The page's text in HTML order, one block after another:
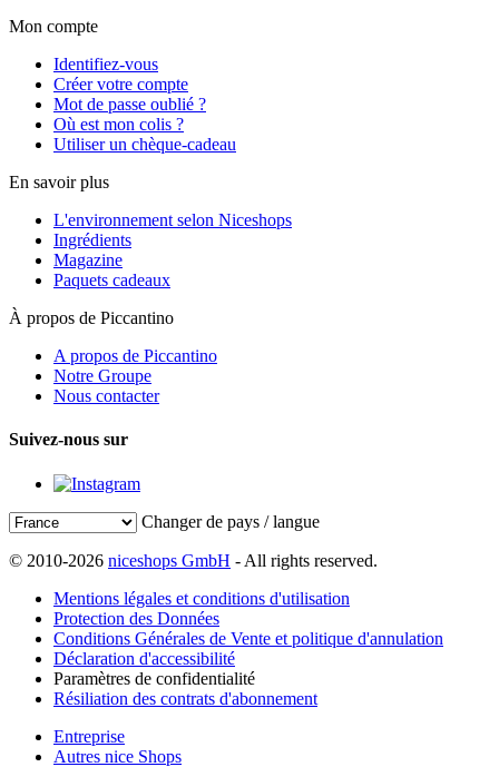
Mon compte
Identifiez-vous
Créer votre compte
Mot de passe oublié ?
Où est mon colis ?
Utiliser un chèque-cadeau
En savoir plus
L'environnement selon Niceshops
Ingrédients
Magazine
Paquets cadeaux
À propos de Piccantino
A propos de Piccantino
Notre Groupe
Nous contacter
Suivez-nous sur
Changer de pays / langue
© 2010-2026 niceshops GmbH - All rights reserved.
Mentions légales et conditions d'utilisation
Protection des Données
Conditions Générales de Vente et politique d'annulation
Déclaration d'accessibilité
Paramètres de confidentialité
Résiliation des contrats d'abonnement
Entreprise
Autres nice Shops